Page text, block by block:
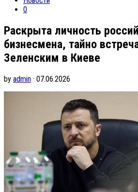
0
Раскрыта личность
бизнесмена, тайно
Зеленским в Киеве
by admin · 07.06.2026